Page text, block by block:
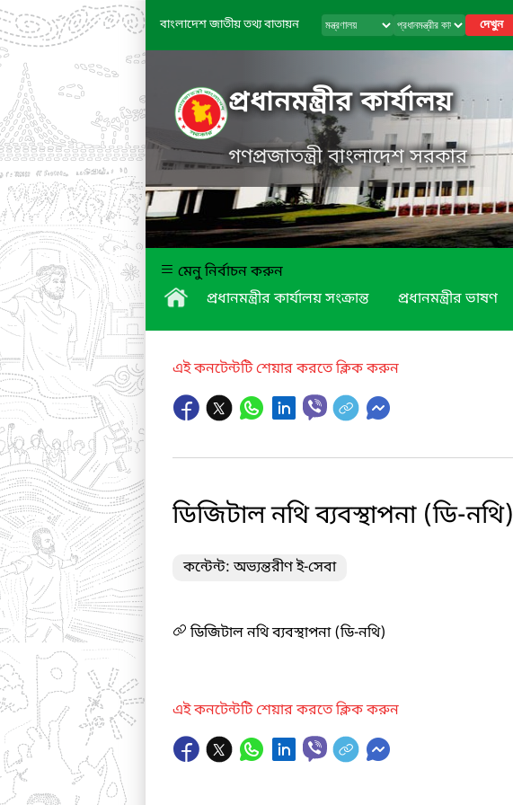
বাংলাদেশ জাতীয় তথ্য বাতায়ন দেখুন
প্রধানমন্ত্রীর কার্যালয়
গণপ্রজাতন্ত্রী বাংলাদেশ সরকার
মেনু নির্বাচন করুন
প্রধানমন্ত্রীর কার্যালয় সংক্রান্ত
প্রধানমন্ত্রীর ভাষণ
এই কনটেন্টটি শেয়ার করতে ক্লিক করুন
ডিজিটাল নথি ব্যবস্থাপনা (ডি-নথি)
কন্টেন্ট: অভ্যন্তরীণ ই-সেবা
ডিজিটাল নথি ব্যবস্থাপনা (ডি-নথি)
এই কনটেন্টটি শেয়ার করতে ক্লিক করুন